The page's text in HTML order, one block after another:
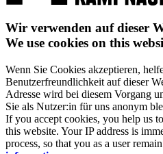
Wir verwenden auf dieser
We use cookies on this
Wenn Sie Cookies akzeptieren,
Benutzerfreundlichkeit auf dieser
Adresse wird bei diesem Vorgang
Sie als Nutzer:in für uns anonym
If you accept cookies, you help us
this website. Your IP address is
process, so that you as a user